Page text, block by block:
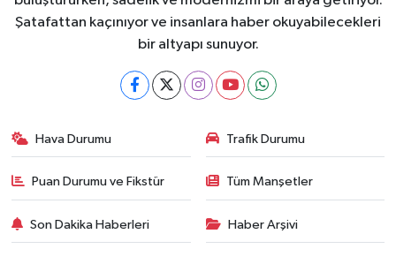
Şatafattan kaçınıyor ve insanlara haber okuyabilecekleri
bir altyapı sunuyor.
Hava Durumu Trafik Durumu
Puan Durumu ve Fikstür Tüm Manşetler
Son Dakika Haberleri Haber Arşivi